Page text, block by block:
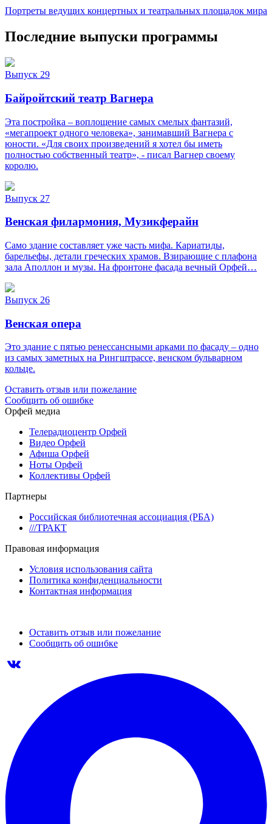
Портреты ведущих концертных и театральных площадок мира
Последние выпуски программы
Выпуск 29
Байройтский театр Вагнера
Эта постройка – воплощение самых смелых фантазий,
«мегапроект одного человека», занимавший Вагнера с
юности. «Для своих произведений я хотел бы иметь
полностью собственный театр», - писал Вагнер своему
королю.
Выпуск 27
Венская филармония, Музикферайн
Само здание составляет уже часть мифа. Кариатиды,
барельефы, детали греческих храмов. Взирающие с плафона
зала Аполлон и музы. На фронтоне фасада вечный Орфей…
Выпуск 26
Венская опера
Это здание с пятью ренессансными арками по фасаду – одно
из самых заметных на Рингштрассе, венском бульварном
кольце.
Оставить отзыв или пожелание
Сообщить об ошибке
Орфей медиа
Телерадиоцентр Орфей
Видео Орфей
Афиша Орфей
Ноты Орфей
Коллективы Орфей
Партнеры
Российская библиотечная ассоциация (РБА)
///ТРАКТ
Правовая информация
Условия использования сайта
Политика конфиденциальности
Контактная информация
Оставить отзыв или пожелание
Сообщить об ошибке